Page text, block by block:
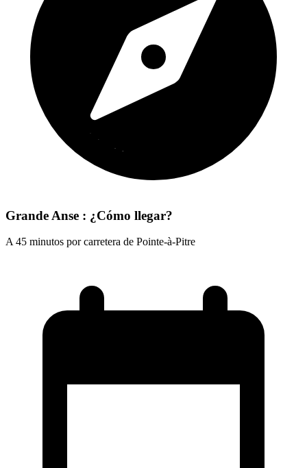
Grande Anse : ¿Cómo llegar?
A 45 minutos por carretera de Pointe-à-Pitre